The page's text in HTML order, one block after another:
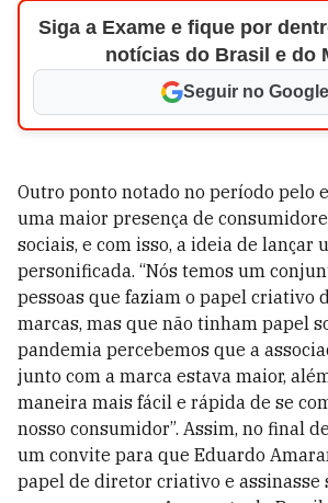
Siga a Exame e fique por
notícias do Brasil e do
Seguir no Google
Outro ponto notado no período pelo
uma maior presença de
sociais, e com isso, a ideia de lançar
personificada. “Nós temos um
pessoas que faziam o papel criativo
marcas, mas que não tinham papel
pandemia percebemos que a
junto com a marca estava maior,
maneira mais fácil e rápida de se
nosso consumidor”. Assim, no final
um convite para que Eduardo
papel de diretor criativo e assinasse